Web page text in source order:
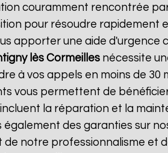
couramment rencontrée
pour résoudre rapidement
apporter une aide d'urgence
lès Cormeilles nécessite
à vos appels en moins de 30
vous permettent de
la réparation et la
des garanties sur
notre professionnalisme et